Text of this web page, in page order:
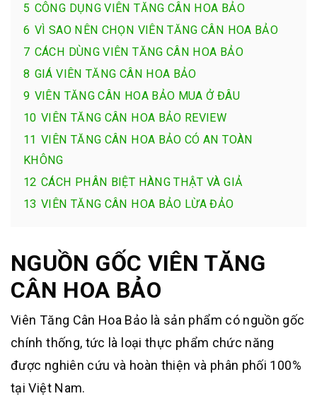
5 CÔNG DỤNG VIÊN TĂNG CÂN HOA BẢO
6 VÌ SAO NÊN CHỌN VIÊN TĂNG CÂN HOA BẢO
7 CÁCH DÙNG VIÊN TĂNG CÂN HOA BẢO
8 GIÁ VIÊN TĂNG CÂN HOA BẢO
9 VIÊN TĂNG CÂN HOA BẢO MUA Ở ĐÂU
10 VIÊN TĂNG CÂN HOA BẢO REVIEW
11 VIÊN TĂNG CÂN HOA BẢO CÓ AN TOÀN
KHÔNG
12 CÁCH PHÂN BIỆT HÀNG THẬT VÀ GIẢ
13 VIÊN TĂNG CÂN HOA BẢO LỪA ĐẢO
NGUỒN GỐC VIÊN TĂNG
CÂN HOA BẢO
Viên Tăng Cân Hoa Bảo là sản phẩm có nguồn gốc
chính thống, tức là loại thực phẩm chức năng
được nghiên cứu và hoàn thiện và phân phối 100%
tại Việt Nam.